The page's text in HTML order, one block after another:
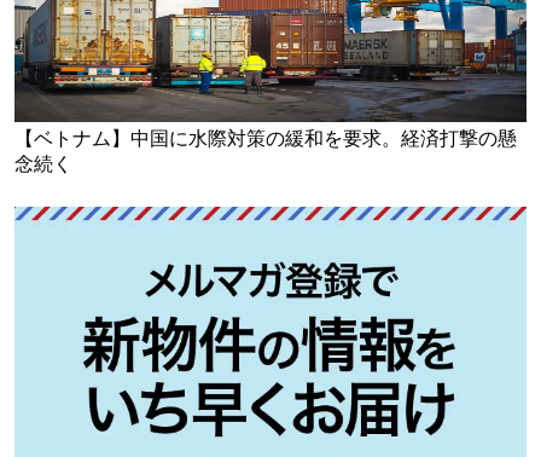
【ベトナム】中国に水際対策の緩和を要求。経済打撃の懸
念続く